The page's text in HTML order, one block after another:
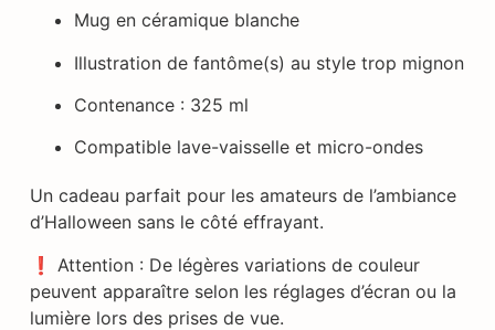
Mug en céramique blanche
Illustration de fantôme(s) au style trop mignon
Contenance : 325 ml
Compatible lave-vaisselle et micro-ondes
Un cadeau parfait pour les amateurs de l’ambiance
d’Halloween sans le côté effrayant.
❗ Attention : De légères variations de couleur
peuvent apparaître selon les réglages d’écran ou la
lumière lors des prises de vue.